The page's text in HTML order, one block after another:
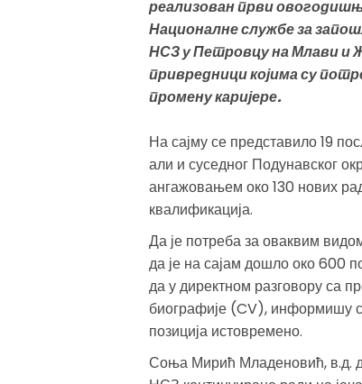
реализован први
Националне службе за
НСЗ у Петровцу на Млави и
привредници којима су
промену каријере.
На сајму се представило 19
али и суседног Подунавског
ангажовањем око 130 нових
квалификација.
Да је потреба за оваквим
да је на сајам дошло око 600
да у директном разговору са
биографије (CV), информишу
позиција истовремено.
Соња Мирић Младеновић, в.д.